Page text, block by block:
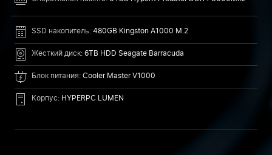
SSD накопитель: 480GB Kingston A1000 M.2
Жесткий диск: 6TB HDD Seagate Barracuda
Блок питания: Cooler Master V1000
Корпус: HYPERPC LUMEN